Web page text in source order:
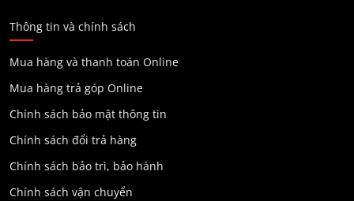
Thông tin và chính sách
Mua hàng và thanh toán Online
Mua hàng trả góp Online
Chính sách bảo mật thông tin
Chính sách đổi trả hàng
Chính sách bảo trì, bảo hành
Chính sách vận chuyển